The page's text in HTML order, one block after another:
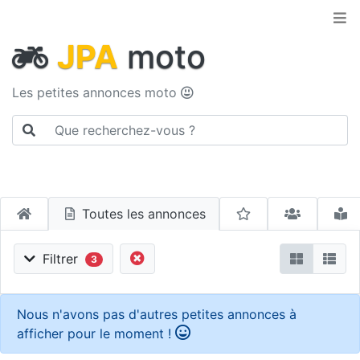
JPA moto
Les petites annonces moto
Toutes les annonces
Filtrer 3
Nous n'avons pas d'autres petites annonces à
afficher pour le moment !